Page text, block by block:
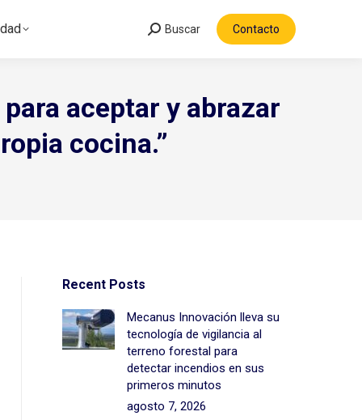
Search:
Buscar Contacto
aceptar y abrazar
cocina.”
Recent Posts
Mecanus Innovación lleva su
tecnología de vigilancia al
terreno forestal para
detectar incendios en sus
primeros minutos
agosto 7, 2026